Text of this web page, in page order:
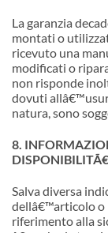
La garanzia
montati o
ricevuto una
modificati o
non risponde
dovuti allâ€™
natura, sono
8.
DISPONIBILITÃ€
Salva diversa
dellâ€™articolo o
riferimento alla